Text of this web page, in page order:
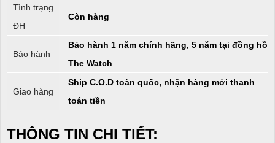
Tình trạng
ĐH
Còn hàng
Bảo hành
Bảo hành 1 năm chính hãng, 5 năm tại đồng hồ
The Watch
Giao hàng
Ship C.O.D toàn quốc, nhận hàng mới thanh
toán tiền
THÔNG TIN CHI TIẾT: